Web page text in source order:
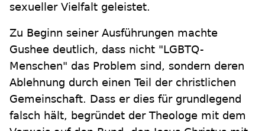
sexueller Vielfalt geleistet.
Zu Beginn seiner Ausführungen machte
Gushee deutlich, dass nicht "LGBTQ-
Menschen" das Problem sind, sondern deren
Ablehnung durch einen Teil der christlichen
Gemeinschaft. Dass er dies für grundlegend
falsch hält, begründet der Theologe mit dem